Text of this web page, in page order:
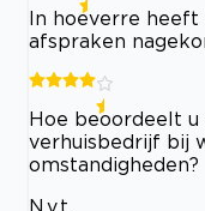
In hoeverre heeft
afspraken
Hoe beoordeelt
verhuisbedrijf bij
omstandigheden?
N.v.t.